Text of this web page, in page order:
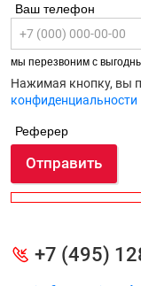
Ваш телефон
мы перезвоним с
Нажимая кнопку, вы
конфиденциальности
Реферер
Отправить
+7 (495)